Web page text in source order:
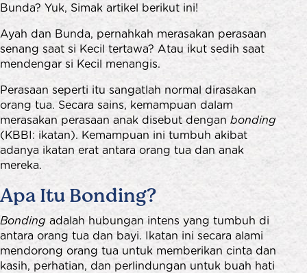
Bunda? Yuk, Simak artikel berikut ini!
Ayah dan Bunda, pernahkah merasakan perasaan
senang saat si Kecil tertawa? Atau ikut sedih saat
mendengar si Kecil menangis.
Perasaan seperti itu sangatlah normal dirasakan
orang tua. Secara sains, kemampuan dalam
merasakan perasaan anak disebut dengan bonding
(KBBI: ikatan). Kemampuan ini tumbuh akibat
adanya ikatan erat antara orang tua dan anak
mereka.
Apa Itu Bonding?
Bonding adalah hubungan intens yang tumbuh di
antara orang tua dan bayi. Ikatan ini secara alami
mendorong orang tua untuk memberikan cinta dan
kasih, perhatian, dan perlindungan untuk buah hati